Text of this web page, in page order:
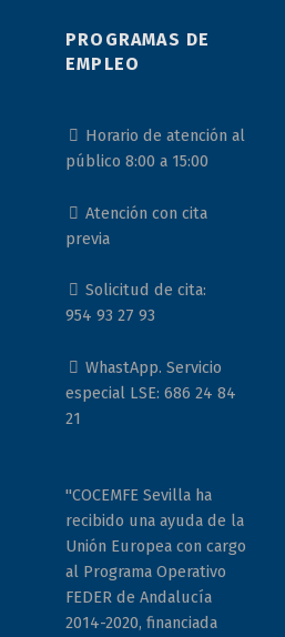
PROGRAMAS DE
EMPLEO
Horario de atención al
público 8:00 a 15:00
Atención con cita
previa
Solicitud de cita:
954 93 27 93
WhastApp. Servicio
especial LSE: 686 24 84
21
"COCEMFE Sevilla ha
recibido una ayuda de la
Unión Europea con cargo
al Programa Operativo
FEDER de Andalucía
2014-2020, financiada